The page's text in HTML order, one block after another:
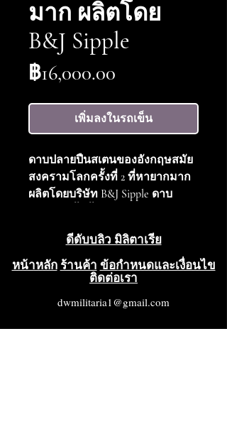
มาก ผลิตโดย
B&J Sipple
฿16,000.00
เพิ่มลงในรถเข็น
ดาบปลายปืนสเตนของอังกฤษสมัย
สงครามโลกครั้งที่ 2 ที่หายากมาก
ผลิตโดยบริษัท B&J Sipple ดาบ
ดาบปลายปืนมีตราประทับ B&J.SC
ดังที่เห็นได้จากภาพที่ให้มา มี
เครื่องหมายสเตนซิลพื้นสีขาวเขียน
ด้วยตัวอักษรสีดำสำหรับหมายเลข
อยู่ทั้งบนดาบปลายปืนและฝัก หาก
ดีดับบลิว มิลิตาเรีย
หน้าหลัก ร้านค้า ข้อกำหนดและเงื่อนไข
ติดต่อเรา
dwmilitaria1@gmail.com